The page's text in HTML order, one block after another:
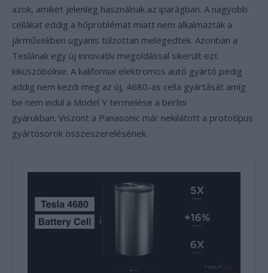
azok, amiket jelenleg használnak az iparágban. A nagyobb
cellákat eddig a hőproblémát miatt nem alkalmazták a
járművekben ugyanis túlzottan melegedtek. Azonban a
Teslának egy új innovatív megoldással sikerült ezt
kiküszöbölnie. A kaliforniai elektromos autó gyártó pedig
addig nem kezdi meg az új, 4680-as cella gyártását amíg
be nem indul a Model Y termelése a berlini
gyárukban. Viszont a Panasonic már nekilátott a prototípus
gyártósorok összeszerelésének.